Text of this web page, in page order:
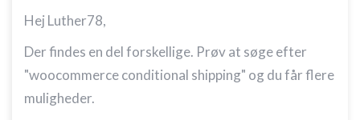
Hej Luther78,
Der findes en del forskellige. Prøv at søge efter
"woocommerce conditional shipping" og du får flere
muligheder.